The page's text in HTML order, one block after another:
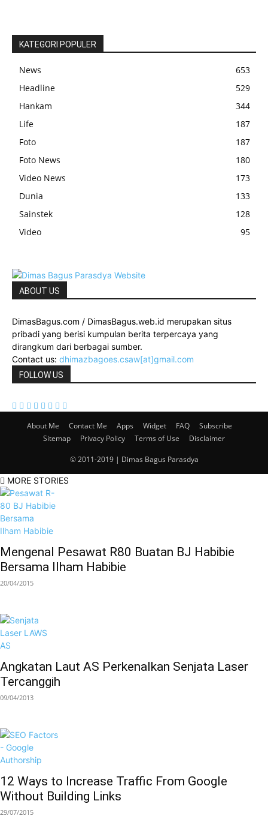
KATEGORI POPULER
News
653
Headline
529
Hankam
344
Life
187
Foto
187
Foto News
180
Video News
173
Dunia
133
Sainstek
128
Video
95
ABOUT US
DimasBagus.com / DimasBagus.web.id merupakan situs
pribadi yang berisi kumpulan berita terpercaya yang
dirangkum dari berbagai sumber.
Contact us: dhimazbagoes.csaw[at]gmail.com
FOLLOW US
About Me Contact Me Apps Widget FAQ
Subscribe
Sitemap
Privacy Policy Terms of Use Disclaimer
© 2011-2019 | Dimas Bagus Parasdya
MORE STORIES
Mengenal Pesawat R80 Buatan BJ Habibie
Bersama Ilham Habibie
20/04/2015
Angkatan Laut AS Perkenalkan Senjata Laser
Tercanggih
09/04/2013
12 Ways to Increase Traffic From Google
Without Building Links
29/07/2015